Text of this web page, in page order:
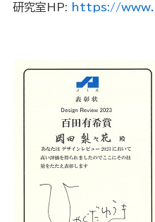
研究室HP: https://